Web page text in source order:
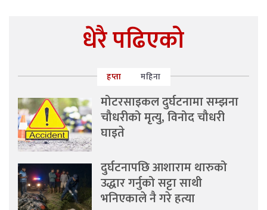
धेरै पढिएको
हप्ता महिना
मोटरसाइकल दुर्घटनामा सम्झना
चौधरीको मृत्यु, विनोद चौधरी
घाइते
दुर्घटनापछि आशाराम थारुको
उद्धार गर्नुको सट्टा साथी
भनिएकाले नै गरे हत्या